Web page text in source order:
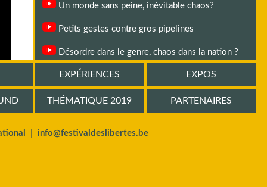
t-elle
par
Un monde sans peine, inévitable chaos?
Petits gestes contre gros pipelines
Désordre dans le genre, chaos dans la nation ?
L'ordre sans le progrès
Solutions démocratiques pour un désastre
Politiques sociales: un chaos organisé?
EXPOS
THÉMATIQUE 2019 PARTENAIRES
EXPÉRIENCES
info@festivaldeslibertes.be